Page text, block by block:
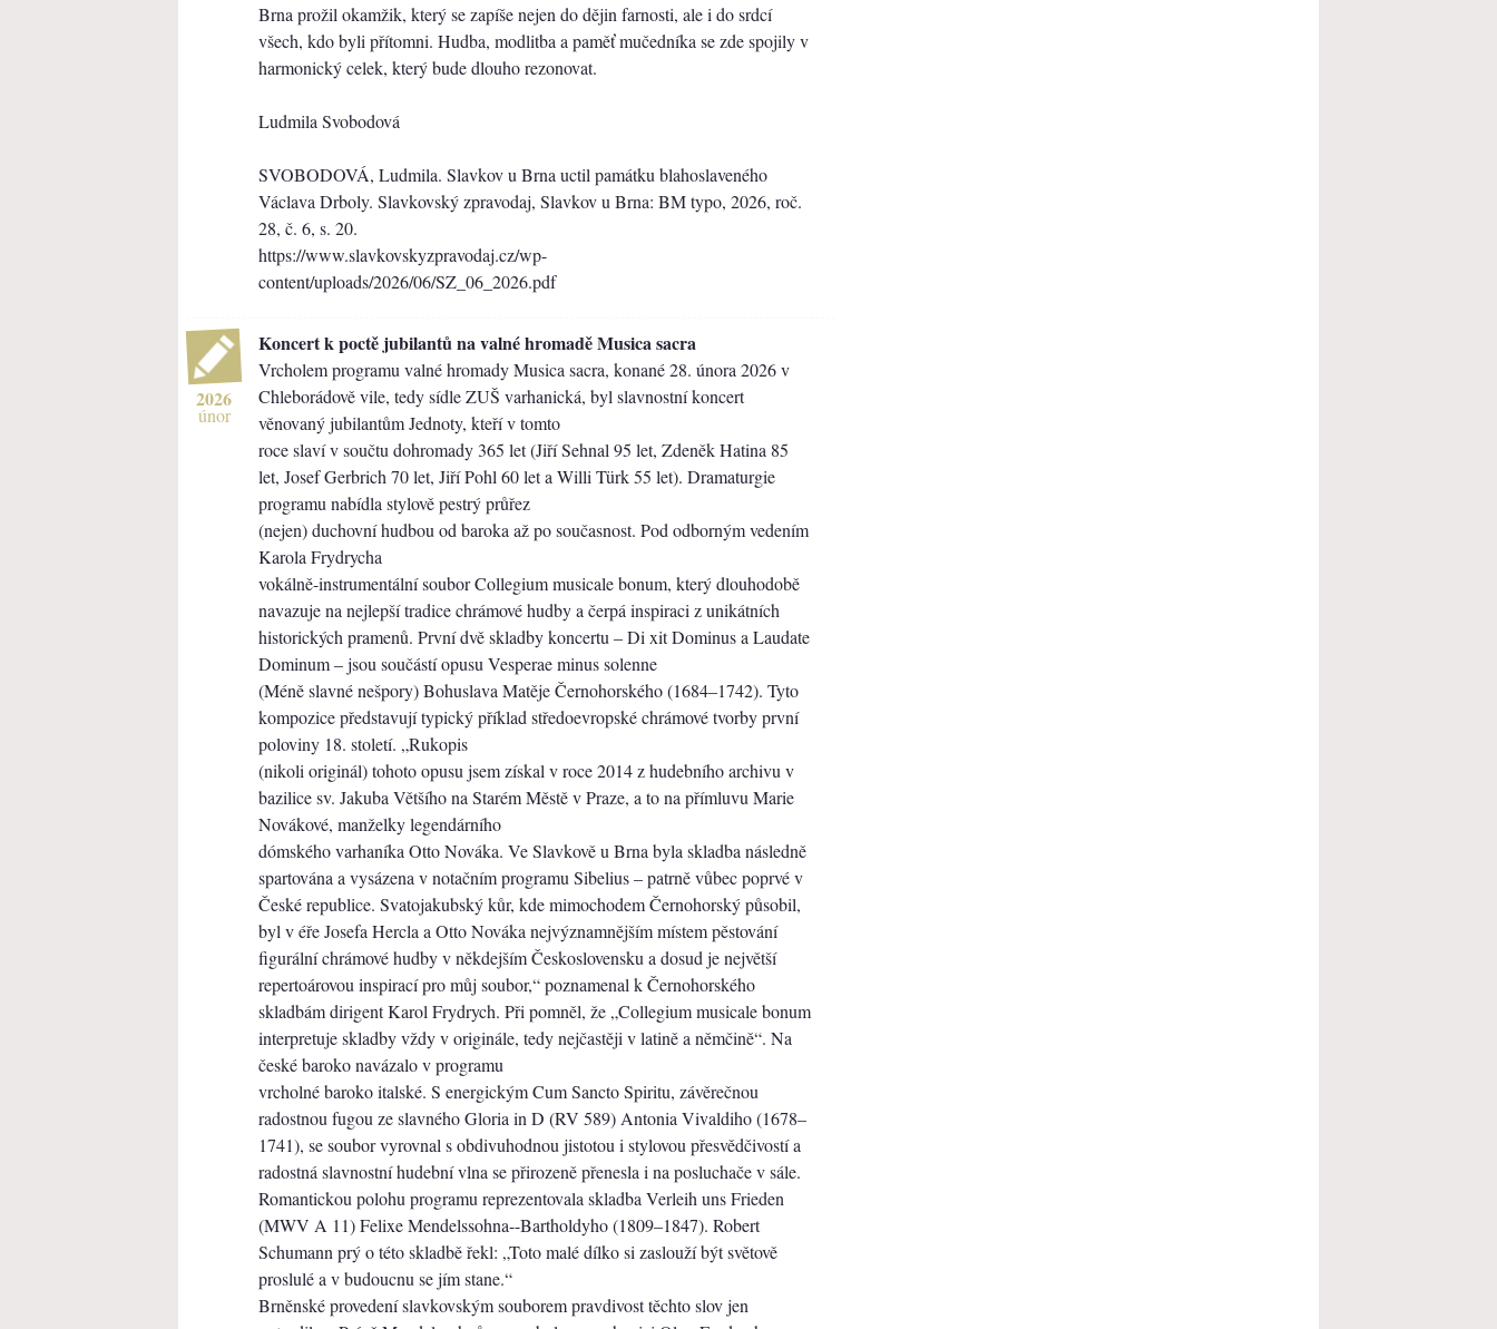
Brna prožil okamžik, který se zapíše nejen do dějin farnosti, ale i do srdcí
všech, kdo byli přítomni. Hudba, modlitba a paměť mučedníka se zde spojily v
harmonický celek, který bude dlouho rezonovat.
Ludmila Svobodová
SVOBODOVÁ, Ludmila. Slavkov u Brna uctil památku blahoslaveného
Václava Drboly. Slavkovský zpravodaj, Slavkov u Brna: BM typo, 2026, roč.
28, č. 6, s. 20.
https://www.slavkovskyzpravodaj.cz/wp-
content/uploads/2026/06/SZ_06_2026.pdf
2026
únor
Koncert k poctě jubilantů na valné hromadě Musica sacra
Vrcholem programu valné hromady Musica sacra, konané 28. února 2026 v
Chleborádově vile, tedy sídle ZUŠ varhanická, byl slavnostní koncert
věnovaný jubilantům Jednoty, kteří v tomto
roce slaví v součtu dohromady 365 let (Jiří Sehnal 95 let, Zdeněk Hatina 85
let, Josef Gerbrich 70 let, Jiří Pohl 60 let a Willi Türk 55 let). Dramaturgie
programu nabídla stylově pestrý průřez
(nejen) duchovní hudbou od baroka až po současnost. Pod odborným vedením
Karola Frydrycha
vokálně-instrumentální soubor Collegium musicale bonum, který dlouhodobě
navazuje na nejlepší tradice chrámové hudby a čerpá inspiraci z unikátních
historických pramenů. První dvě skladby koncertu – Di xit Dominus a Laudate
Dominum – jsou součástí opusu Vesperae minus solenne
(Méně slavné nešpory) Bohuslava Matěje Černohorského (1684–1742). Tyto
kompozice představují typický příklad středoevropské chrámové tvorby první
poloviny 18. století. „Rukopis
(nikoli originál) tohoto opusu jsem získal v roce 2014 z hudebního archivu v
bazilice sv. Jakuba Většího na Starém Městě v Praze, a to na přímluvu Marie
Novákové, manželky legendárního
dómského varhaníka Otto Nováka. Ve Slavkově u Brna byla skladba následně
spartována a vysázena v notačním programu Sibelius – patrně vůbec poprvé v
České republice. Svatojakubský kůr, kde mimochodem Černohorský působil,
byl v éře Josefa Hercla a Otto Nováka nejvýznamnějším místem pěstování
figurální chrámové hudby v někdejším Československu a dosud je největší
repertoárovou inspirací pro můj soubor,“ poznamenal k Černohorského
skladbám dirigent Karol Frydrych. Při pomněl, že „Collegium musicale bonum
interpretuje skladby vždy v originále, tedy nejčastěji v latině a němčině“. Na
české baroko navázalo v programu
vrcholné baroko italské. S energickým Cum Sancto Spiritu, závěrečnou
radostnou fugou ze slavného Gloria in D (RV 589) Antonia Vivaldiho (1678–
1741), se soubor vyrovnal s obdivuhodnou jistotou i stylovou přesvědčivostí a
radostná slavnostní hudební vlna se přirozeně přenesla i na posluchače v sále.
Romantickou polohu programu reprezentovala skladba Verleih uns Frieden
(MWV A 11) Felixe Mendelssohna--Bartholdyho (1809–1847). Robert
Schumann prý o této skladbě řekl: „Toto malé dílko si zaslouží být světově
proslulé a v budoucnu se jím stane.“
Brněnské provedení slavkovským souborem pravdivost těchto slov jen